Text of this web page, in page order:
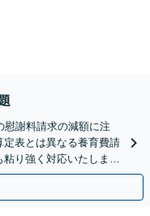
慰謝料請求の減額に注
表とは異なる養育費請
り強く対応いたしま
可】